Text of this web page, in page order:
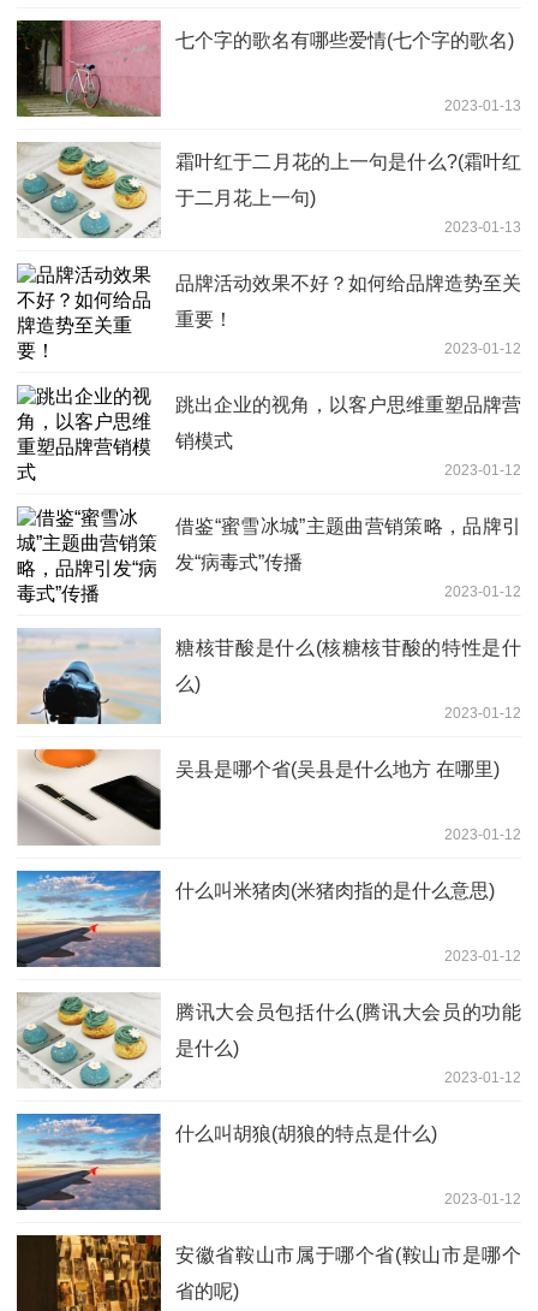
七个字的歌名有哪些爱情(七个字的歌名)
2023-01-13
霜叶红于二月花的上一句是什么?(霜叶红
于二月花上一句)
2023-01-13
品牌活动效果不好？如何给品牌造势至关
重要！
2023-01-12
跳出企业的视角，以客户思维重塑品牌营
销模式
2023-01-12
借鉴“蜜雪冰城”主题曲营销策略，品牌引
发“病毒式”传播
2023-01-12
糖核苷酸是什么(核糖核苷酸的特性是什
么)
2023-01-12
吴县是哪个省(吴县是什么地方 在哪里)
2023-01-12
什么叫米猪肉(米猪肉指的是什么意思)
2023-01-12
腾讯大会员包括什么(腾讯大会员的功能
是什么)
2023-01-12
什么叫胡狼(胡狼的特点是什么)
2023-01-12
安徽省鞍山市属于哪个省(鞍山市是哪个
省的呢)